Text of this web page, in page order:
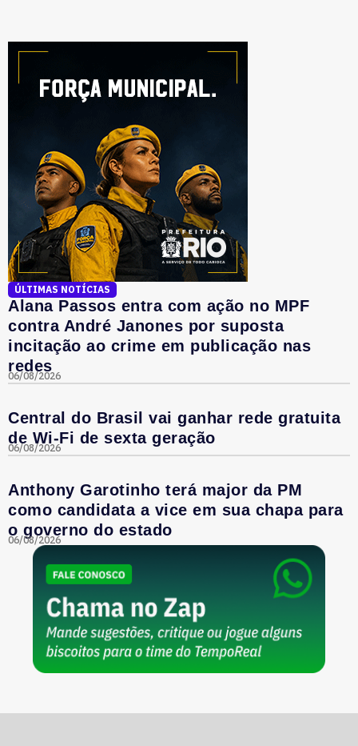
ÚLTIMAS NOTÍCIAS
Alana Passos entra com ação no MPF
contra André Janones por suposta
incitação ao crime em publicação nas
redes
06/08/2026
Central do Brasil vai ganhar rede gratuita
de Wi-Fi de sexta geração
06/08/2026
Anthony Garotinho terá major da PM
como candidata a vice em sua chapa para
o governo do estado
06/08/2026